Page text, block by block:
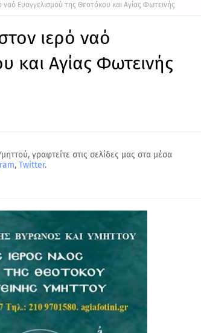
ναό Ευαγγελισμού της Θεοτόκου και Αγίας Φωτεινής
ιερό ναό
και Αγίας Φωτεινής
γραφτείτε στις σελίδες μας στα μέσα
, Twitter.